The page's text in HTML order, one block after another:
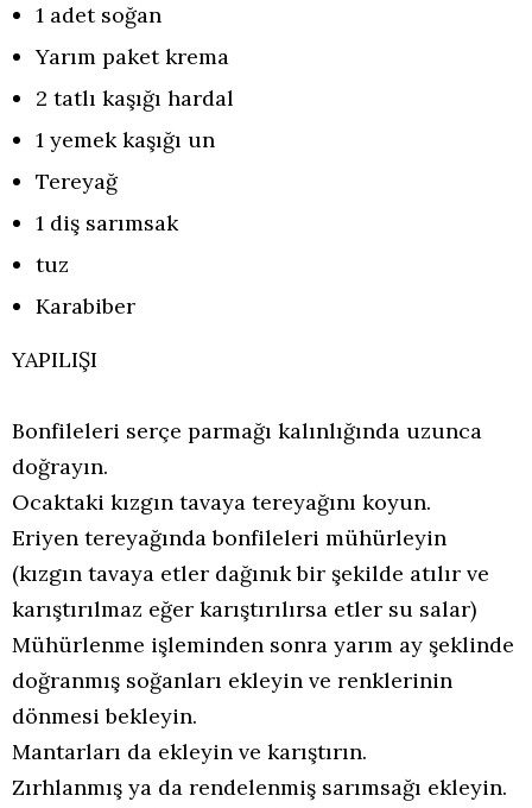
1 adet soğan
Yarım paket krema
2 tatlı kaşığı hardal
1 yemek kaşığı un
Tereyağ
1 diş sarımsak
tuz
Karabiber
YAPILIŞI
Bonfileleri serçe parmağı kalınlığında uzunca
doğrayın.
Ocaktaki kızgın tavaya tereyağını koyun.
Eriyen tereyağında bonfileleri mühürleyin
(kızgın tavaya etler dağınık bir şekilde atılır ve
karıştırılmaz eğer karıştırılırsa etler su salar)
Mühürlenme işleminden sonra yarım ay şeklinde
doğranmış soğanları ekleyin ve renklerinin
dönmesi bekleyin.
Mantarları da ekleyin ve karıştırın.
Zırhlanmış ya da rendelenmiş sarımsağı ekleyin.